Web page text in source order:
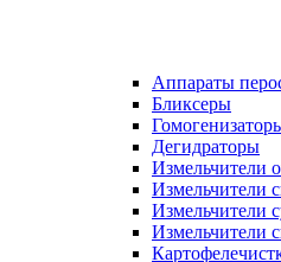
Аппараты
Бликсеры
Дегидраторы
Измельчители
Измельчители
Измельчители
Измельчители